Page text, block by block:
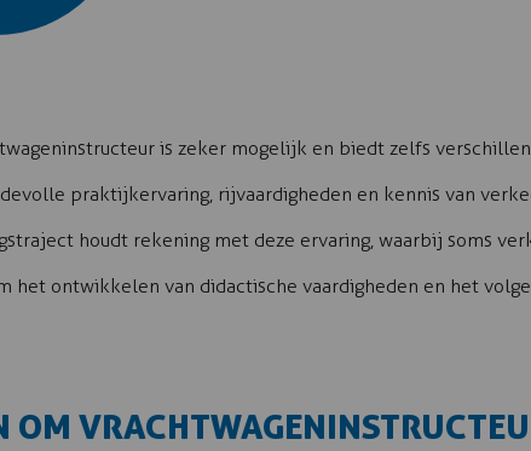
is zeker mogelijk en biedt zelfs
praktijkervaring, rijvaardigheden en kennis van
houdt rekening met deze ervaring, waarbij soms
ontwikkelen van didactische vaardigheden en het
OM